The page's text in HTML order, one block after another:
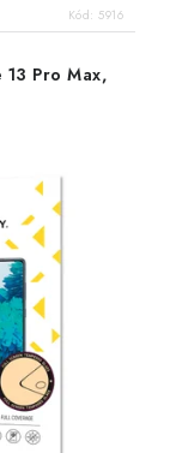
Kód: 5916
Pro Max,